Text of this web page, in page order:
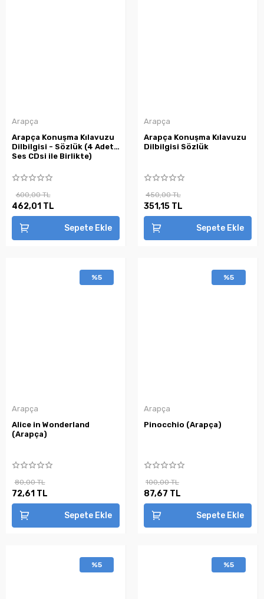
Arapça
Arapça Konuşma Kılavuzu
Dilbilgisi - Sözlük (4 Adet
Ses CDsi ile Birlikte)
600,00 TL
462,01 TL
Sepete Ekle
Arapça
Arapça Konuşma Kılavuzu
Dilbilgisi Sözlük
450,00 TL
351,15 TL
Sepete Ekle
%5
Arapça
Alice in Wonderland
(Arapça)
80,00 TL
72,61 TL
Sepete Ekle
%5
Arapça
Pinocchio (Arapça)
100,00 TL
87,67 TL
Sepete Ekle
%5 %5